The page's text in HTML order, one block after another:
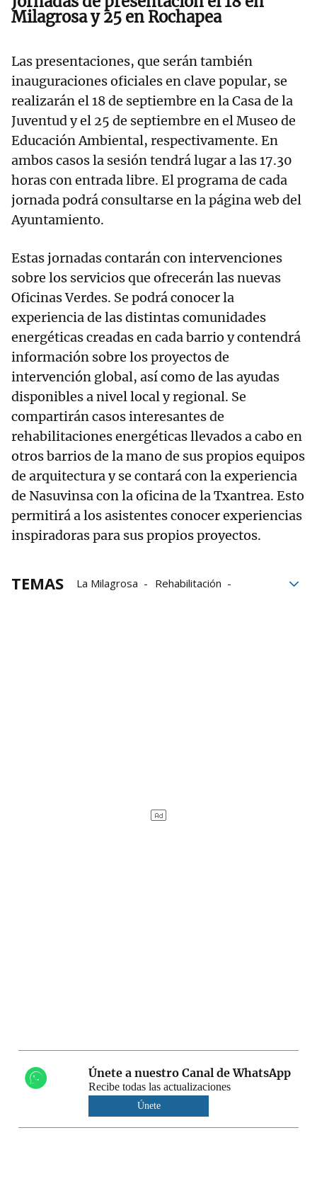
Milagrosa y 25 en Rochapea
Las presentaciones, que serán también
inauguraciones oficiales en clave popular, se
realizarán el 18 de septiembre en la Casa de la
Juventud y el 25 de septiembre en el Museo de
Educación Ambiental, respectivamente. En
ambos casos la sesión tendrá lugar a las 17.30
horas con entrada libre. El programa de cada
jornada podrá consultarse en la página web del
Ayuntamiento.
Estas jornadas contarán con intervenciones
sobre los servicios que ofrecerán las nuevas
Oficinas Verdes. Se podrá conocer la
experiencia de las distintas comunidades
energéticas creadas en cada barrio y contendrá
información sobre los proyectos de
intervención global, así como de las ayudas
disponibles a nivel local y regional. Se
compartirán casos interesantes de
rehabilitaciones energéticas llevados a cabo en
otros barrios de la mano de sus propios equipos
de arquitectura y se contará con la experiencia
de Nasuvinsa con la oficina de la Txantrea. Esto
permitirá a los asistentes conocer experiencias
inspiradoras para sus propios proyectos.
TEMAS La Milagrosa
Rehabilitación
Únete a nuestro Canal de WhatsApp
Recibe todas las actualizaciones
Únete